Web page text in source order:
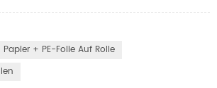
sind wichtiger geworden. In diesem
auch Einweg-Bettlakenrollen die
der Menschen auf sich gezogen. Einweg-
Papier + PE-Folie Auf Rolle